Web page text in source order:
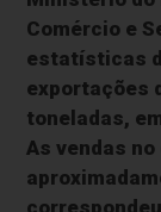
Comércio e
estatísticas
exportações
toneladas,
As vendas